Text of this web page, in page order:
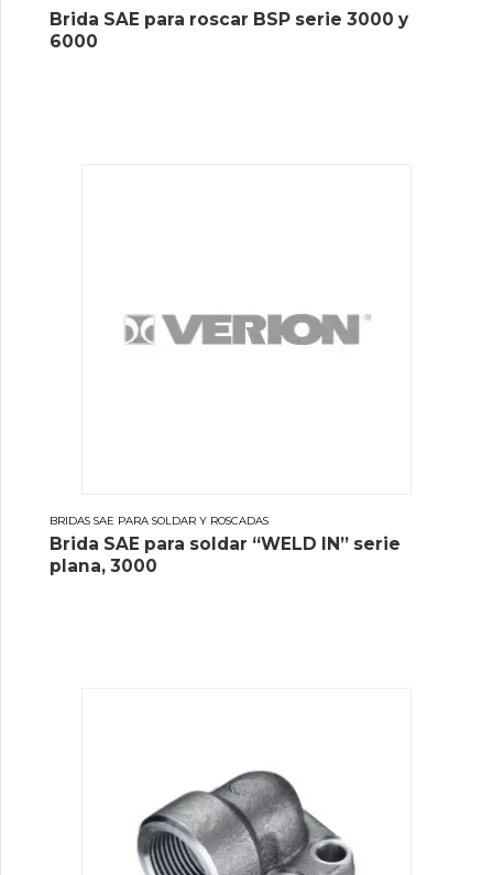
Brida SAE para roscar BSP serie 3000 y
6000
BRIDAS SAE PARA SOLDAR Y ROSCADAS
Brida SAE para soldar “WELD IN” serie
plana, 3000